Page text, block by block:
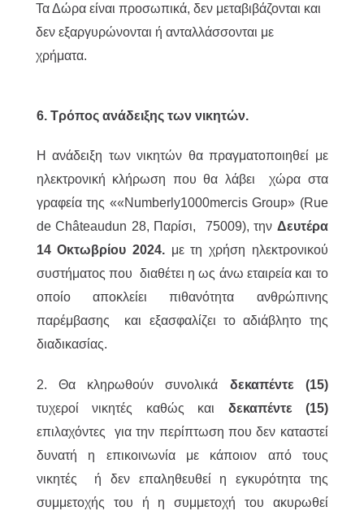
Τα Δώρα είναι προσωπικά, δεν μεταβιβάζονται και
δεν εξαργυρώνονται ή ανταλλάσσονται με
χρήματα.
6. Τρόπος ανάδειξης των νικητών.
Η ανάδειξη των νικητών θα πραγματοποιηθεί με
ηλεκτρονική κλήρωση που θα λάβει χώρα στα
γραφεία της ««Numberly1000mercis Group» (Rue
de Châteaudun 28, Παρίσι, 75009), την Δευτέρα
14 Οκτωβρίου 2024. με τη χρήση ηλεκτρονικού
συστήματος που διαθέτει η ως άνω εταιρεία και το
οποίο αποκλείει πιθανότητα ανθρώπινης
παρέμβασης και εξασφαλίζει το αδιάβλητο της
διαδικασίας.
2. Θα κληρωθούν συνολικά δεκαπέντε (15)
τυχεροί νικητές καθώς και δεκαπέντε (15)
επιλαχόντες για την περίπτωση που δεν καταστεί
δυνατή η επικοινωνία με κάποιον από τους
νικητές ή δεν επαληθευθεί η εγκυρότητα της
συμμετοχής του ή η συμμετοχή του ακυρωθεί